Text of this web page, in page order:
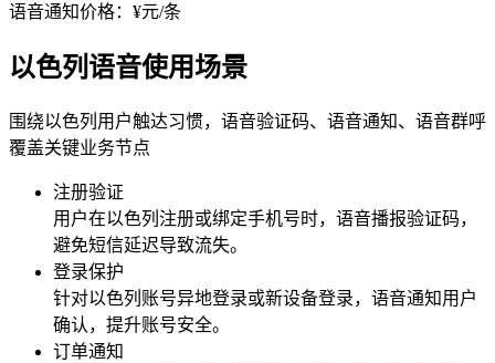
语音通知价格：¥元/条
以色列语音使用场景
围绕以色列用户触达习惯，语音验证码、语音通知、语音群呼
覆盖关键业务节点
注册验证
用户在以色列 注册或绑定手机号时，语音播报验证码，
避免短信延迟导致流失。
登录保护
针对以色列 账号异地登录或新设备登录，语音通知用户
确认，提升账号安全。
订单通知